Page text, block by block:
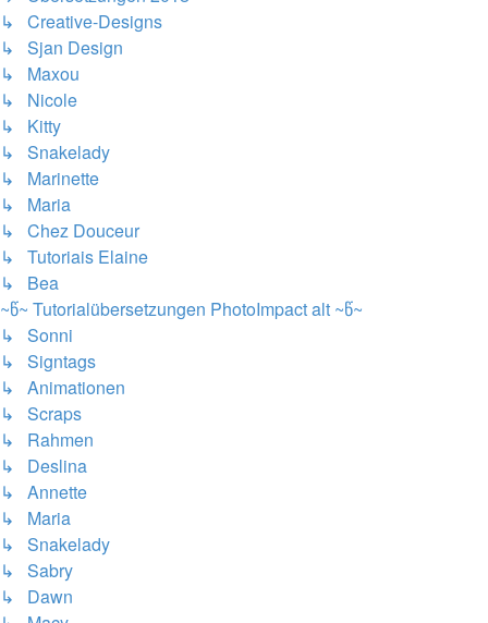
↳ Creative-Designs
↳ Sjan Design
↳ Maxou
↳ Nicole
↳ Kitty
↳ Snakelady
↳ Marinette
↳ Maria
↳ Chez Douceur
↳ Tutoriais Elaine
↳ Bea
~წ~ Tutorialübersetzungen PhotoImpact alt ~წ~
↳ Sonni
↳ Signtags
↳ Animationen
↳ Scraps
↳ Rahmen
↳ Deslina
↳ Annette
↳ Maria
↳ Snakelady
↳ Sabry
↳ Dawn